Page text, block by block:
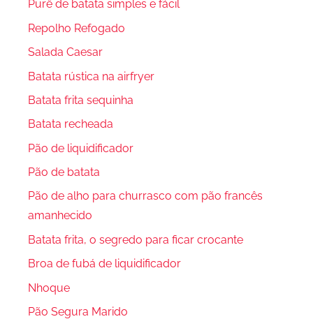
Purê de batata simples e fácil
Repolho Refogado
Salada Caesar
Batata rústica na airfryer
Batata frita sequinha
Batata recheada
Pão de liquidificador
Pão de batata
Pão de alho para churrasco com pão francês
amanhecido
Batata frita, o segredo para ficar crocante
Broa de fubá de liquidificador
Nhoque
Pão Segura Marido